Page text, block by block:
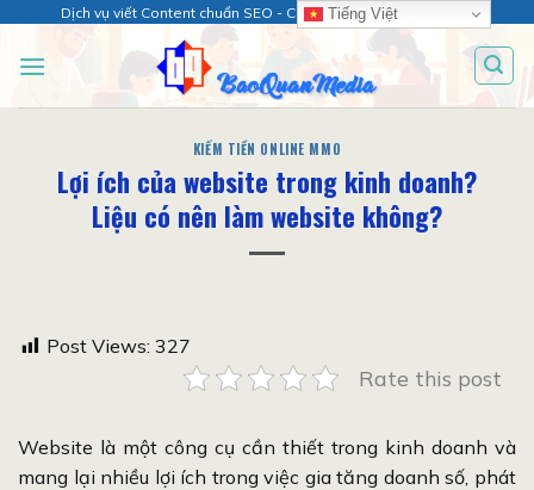
Chuyển
nội
dung
Dịch vụ viết Content chuẩn SEO - Chăm sóc web chuyên sâu!
KIẾM TIỀN ONLINE MMO
Lợi ích của website trong kinh doanh?
Liệu có nên làm website không?
Post Views: 327
Rate this post
Website là một công cụ cần thiết trong kinh doanh và
mang lại nhiều lợi ích trong việc gia tăng doanh số, phát
Tiếng Việt